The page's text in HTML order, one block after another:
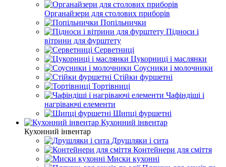
Органайзери для столових приборів
Попільнички
Підноси і
вітрини для фурштету
Серветниці
Цукорниці і маслянки
Соусники і молочники
Стійки фуршетні
Тортівниці
Чафіндіші і
нагріваючі елементи
Щипці фуршетні
Кухонний інвентар
Кухонний інвентар
Друшляки і сита
Контейнери для сміття
Миски кухонні